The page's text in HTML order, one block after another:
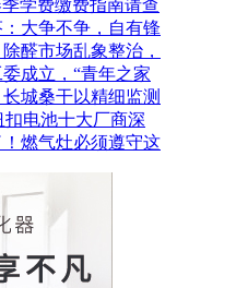
学费缴费指南请查
大争不争，自有锋
醛市场乱象整治，
成立，“青年之家
城桑干以精细监测
扣电池十大厂商深
燃气灶必须遵守这